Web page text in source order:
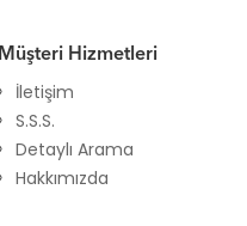
Müşteri Hizmetleri
İletişim
S.S.S.
Detaylı Arama
Hakkımızda